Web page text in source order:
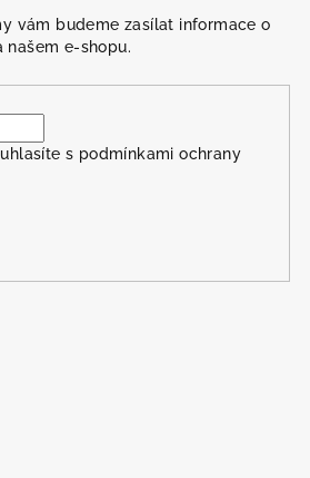
vám budeme zasílat informace o
našem e-shopu.
s podmínkami ochrany